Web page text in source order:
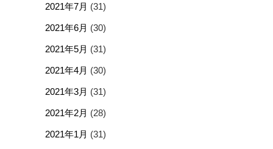
2021年7月 (31)
2021年6月 (30)
2021年5月 (31)
2021年4月 (30)
2021年3月 (31)
2021年2月 (28)
2021年1月 (31)